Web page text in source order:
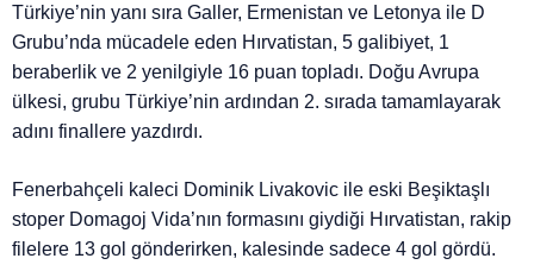
Türkiye’nin yanı sıra Galler, Ermenistan ve Letonya ile D
Grubu’nda mücadele eden Hırvatistan, 5 galibiyet, 1
beraberlik ve 2 yenilgiyle 16 puan topladı. Doğu Avrupa
ülkesi, grubu Türkiye’nin ardından 2. sırada tamamlayarak
adını finallere yazdırdı.
Fenerbahçeli kaleci Dominik Livakovic ile eski Beşiktaşlı
stoper Domagoj Vida’nın formasını giydiği Hırvatistan, rakip
filelere 13 gol gönderirken, kalesinde sadece 4 gol gördü.